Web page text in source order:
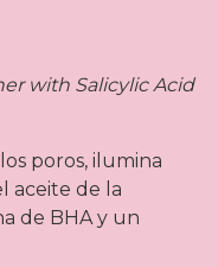
with Salicylic Acid
poros, ilumina
aceite de la
de BHA y un